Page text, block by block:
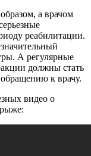
а врачом
реабилитации.
А регулярные
должны стать
к врачу.
видео о